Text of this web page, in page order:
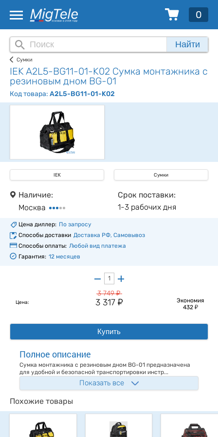
0
Найти
Сумки
IEK A2L5-BG11-01-K02 Сумка монтажника с
резиновым дном BG-01
Код товара: A2L5-BG11-01-K02
IEK Сумки
Наличие:
Москва
Срок поставки:
1-3 рабочих дня
Цена диллер: По запросу
Способы доставки Доставка РФ, Самовывоз
Способы оплаты: Любой вид платежа
Гарантия: 12 месяцев
Цена:
3 749у
3 317 у
Экономия
432 у
Купить
Полное описание
Сумка монтажника с резиновым дном BG-01 предназначена
для удобной и безопасной транспортировки инстр...
Показать все
Похожие товары